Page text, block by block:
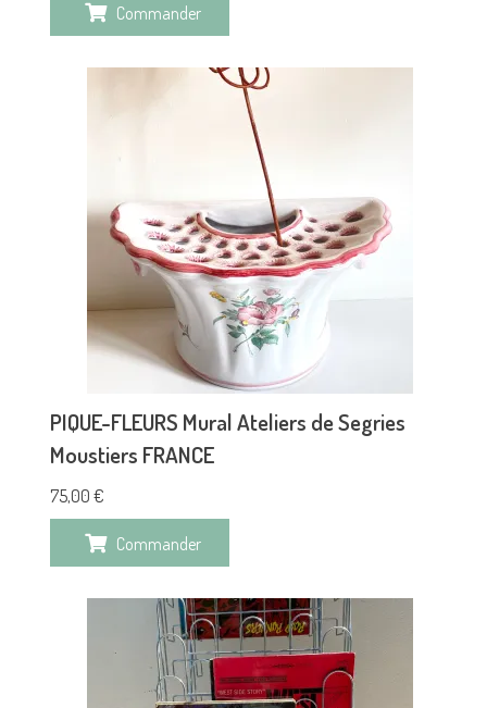
Commander
PIQUE-FLEURS Mural Ateliers de Segries
Moustiers FRANCE
75,00 €
Commander